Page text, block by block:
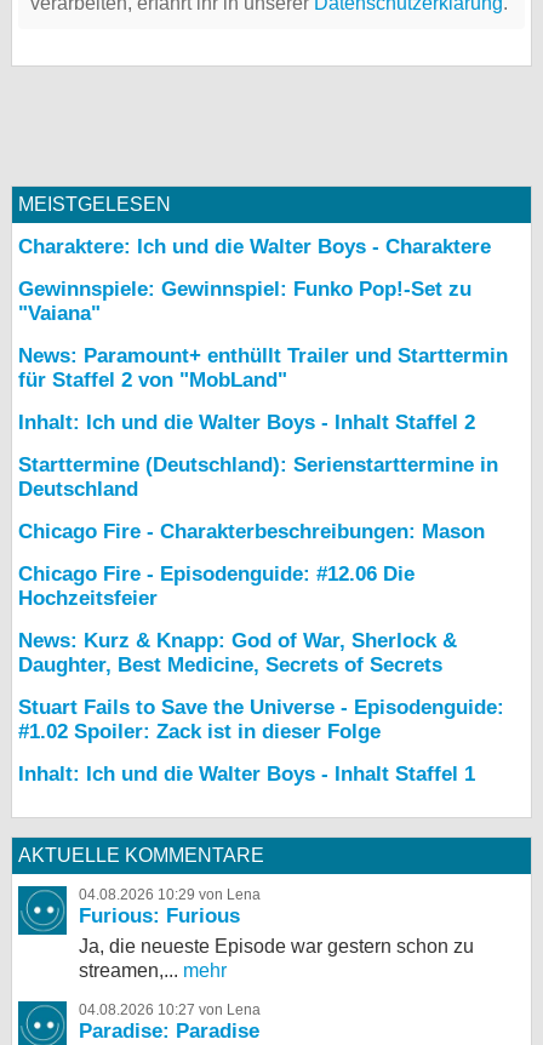
MEISTGELESEN
Charaktere: Ich und die Walter Boys - Charaktere
Gewinnspiele: Gewinnspiel: Funko Pop!-Set zu
"Vaiana"
News: Paramount+ enthüllt Trailer und Starttermin
für Staffel 2 von "MobLand"
Inhalt: Ich und die Walter Boys - Inhalt Staffel 2
Starttermine (Deutschland): Serienstarttermine in
Deutschland
Chicago Fire - Charakterbeschreibungen: Mason
Chicago Fire - Episodenguide: #12.06 Die
Hochzeitsfeier
News: Kurz & Knapp: God of War, Sherlock &
Daughter, Best Medicine, Secrets of Secrets
Stuart Fails to Save the Universe - Episodenguide:
#1.02 Spoiler: Zack ist in dieser Folge
Inhalt: Ich und die Walter Boys - Inhalt Staffel 1
AKTUELLE KOMMENTARE
04.08.2026 10:29 von Lena
Furious: Furious
Ja, die neueste Episode war gestern schon zu
streamen,... mehr
04.08.2026 10:27 von Lena
Paradise: Paradise